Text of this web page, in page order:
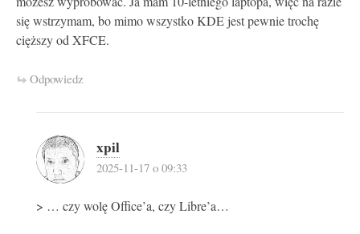
się wstrzymam, bo mimo wszystko KDE jest pewnie trochę
cięższy od XFCE.
Odpowiedz
xpil
2025-11-17 o 09:33
> … czy wolę Office’a, czy Libre’a…